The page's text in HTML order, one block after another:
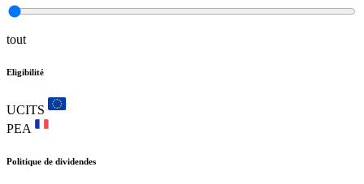
tout
Eligibilité
UCITS
PEA
Politique de dividendes